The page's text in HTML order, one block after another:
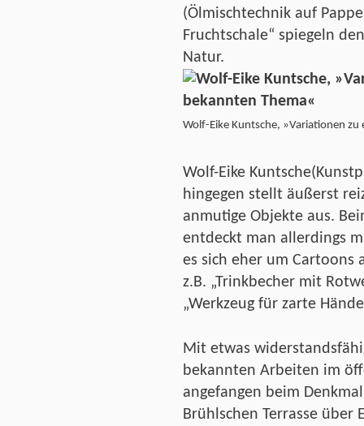
(Ölmischtechnik auf
Fruchtschale“ spiegeln
Natur.
Wolf-Eike Kuntsche, »Variationen
Wolf-Eike
hingegen stellt äußerst
anmutige Objekte aus.
entdeckt man allerdings
es sich eher um Cartoons
z.B. „Trinkbecher mit
„Werkzeug für zarte
Mit etwas
bekannten Arbeiten im
angefangen beim
Brühlschen Terrasse